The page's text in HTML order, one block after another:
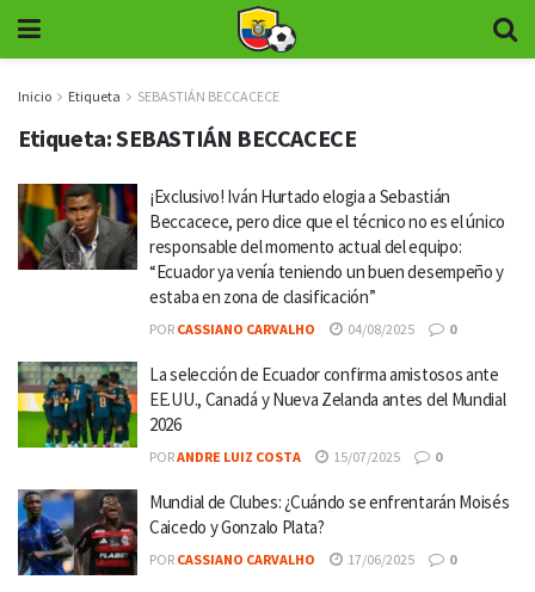
Inicio Etiqueta SEBASTIÁN BECCACECE
Etiqueta:SEBASTIÁN BECCACECE
¡Exclusivo! Iván Hurtado elogia a Sebastián
Beccacece, pero dice que el técnico no es el único
responsable del momento actual del equipo:
“Ecuador ya venía teniendo un buen desempeño y
estaba en zona de clasificación”
POR CASSIANO CARVALHO 04/08/2025 0
La selección de Ecuador confirma amistosos ante
EE.UU., Canadá y Nueva Zelanda antes del Mundial
2026
PORANDRE LUIZ COSTA 15/07/2025 0
Mundial de Clubes: ¿Cuándo se enfrentarán Moisés
Caicedo y Gonzalo Plata?
POR CASSIANO CARVALHO 17/06/2025 0